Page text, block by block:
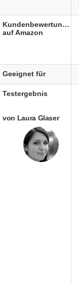
Kundenbewertungen
auf Amazon
Geeignet für
Testergebnis
von Laura Glaser